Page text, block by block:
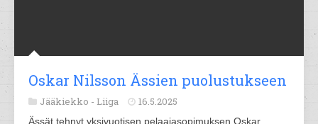
Oskar Nilsson Ässien puolustukseen
Jääkiekko - Liiga 16.5.2025
Ässät tehnyt yksivuotisen pelaajasopimuksen Oskar